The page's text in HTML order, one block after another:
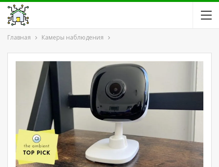
Главная Камеры наблюдения